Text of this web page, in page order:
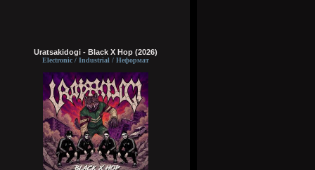
Uratsakidogi - Black X Hop (2026)
Electronic / Industrial / Неформат